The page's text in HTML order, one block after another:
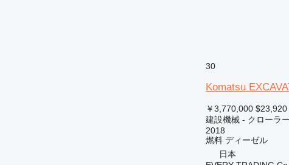
30
Komatsu
￥3,770,000 $23,920
建設機械 - クローラ
2018
燃料 ディーゼル
日本